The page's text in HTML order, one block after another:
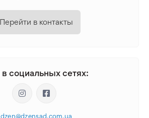
Перейти в контакты
социальных сетях:
dzen@dzensad.com.ua